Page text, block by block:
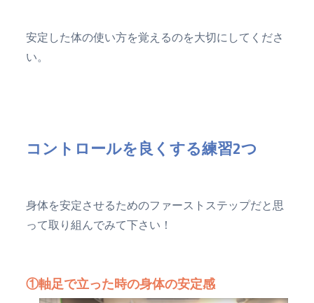
安定した体の使い方を覚えるのを大切にしてくださ
い。
コントロールを良くする練習2つ
身体を安定させるためのファーストステップだと思
って取り組んでみて下さい！
①軸足で立った時の身体の安定感